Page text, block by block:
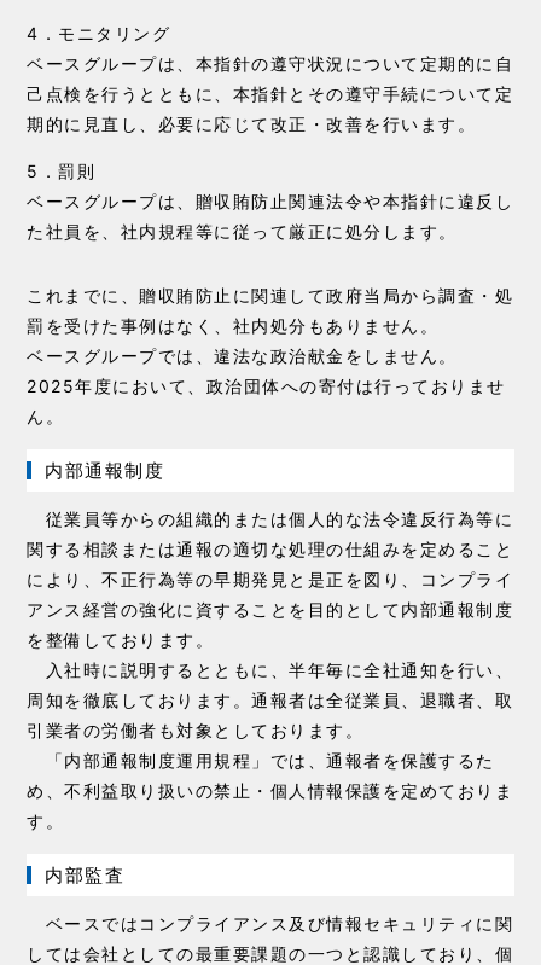
4．モニタリング
ベースグループは、本指針の遵守状況について定期的に自
己点検を行うとともに、本指針とその遵守手続について定
期的に見直し、必要に応じて改正・改善を行います。
5．罰則
ベースグループは、贈収賄防止関連法令や本指針に違反し
た社員を、社内規程等に従って厳正に処分します。
これまでに、贈収賄防⽌に関連して政府当局から調査・処
罰を受けた事例はなく、社内処分もありません。
ベースグループでは、違法な政治献⾦をしません。
2025年度において、政治団体への寄付は⾏っておりませ
ん。
内部通報制度
従業員等からの組織的または個人的な法令違反行為等に
関する相談または通報の適切な処理の仕組みを定めること
により、不正行為等の早期発見と是正を図り、コンプライ
アンス経営の強化に資することを目的として内部通報制度
を整備しております。
入社時に説明するとともに、半年毎に全社通知を行い、
周知を徹底しております。通報者は全従業員、退職者、取
引業者の労働者も対象としております。
「内部通報制度運用規程」では、通報者を保護するた
め、不利益取り扱いの禁⽌・個人情報保護を定めておりま
す。
内部監査
ベースではコンプライアンス及び情報セキュリティに関
しては会社としての最重要課題の一つと認識しており、個